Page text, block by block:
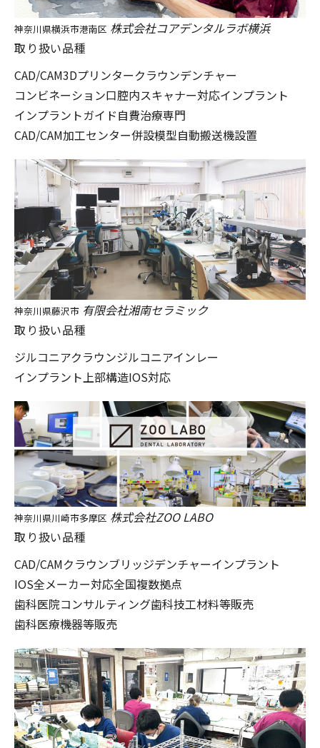
神奈川県横浜市港南区 株式会社コアデンタルラボ横浜
取り扱い品種
CAD/CAM3Dプリンタークラウンデンチャー
コンビネーション口腔内スキャナー対応インプラント
インプラントガイド自費治療専門
CAD/CAM加工センター併設模型自動搬送機設置
神奈川県藤沢市 有限会社湘南セラミック
取り扱い品種
ジルコニアクラウンジルコニアインレー
インプラント上部構造IOS対応
神奈川県川崎市多摩区 株式会社ZOO LABO
取り扱い品種
CAD/CAMクラウンブリッジデンチャーインプラント
IOS全メーカー対応全国複数拠点
歯科医院コンサルティング歯科技工材料等販売
歯科医療機器等販売